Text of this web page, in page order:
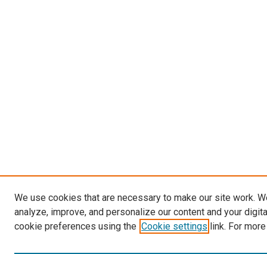
We use cookies that are necessary to make our site work.
analyze, improve, and personalize our content and your
cookie preferences using the Cookie settings link. For